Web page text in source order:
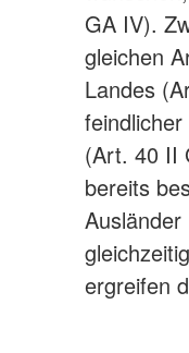
GA IV).
gleichen
Landes
(Art. 40 II
bereits
ergreifen